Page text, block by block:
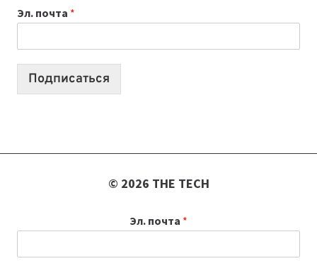
СОЗДАВАТЬ
ПРОДУКТЫ
Эл. почта *
Подписаться
© 2026 THE TECH
Эл. почта *